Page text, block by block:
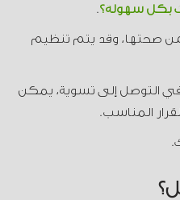
بكل سهولة؟.
صحتها، وقد يتم تنظيم
التوصل إلى تسوية، يمكن
المناسب.